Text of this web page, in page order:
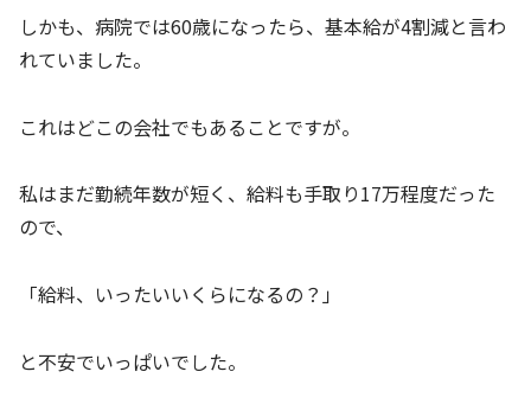
しかも、病院では60歳になったら、基本給が4割減と言わ
れていました。
これはどこの会社でもあることですが。
私はまだ勤続年数が短く、給料も手取り17万程度だった
ので、
「給料、いったいいくらになるの？」
と不安でいっぱいでした。